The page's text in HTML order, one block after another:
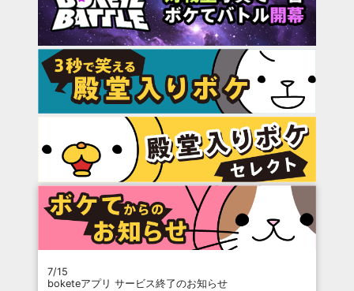
7/15
boketeアプリ サービス終了のお知らせ